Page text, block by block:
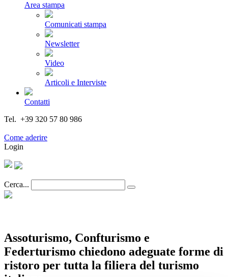
Area stampa
Comunicati stampa
Newsletter
Video
Articoli e Interviste
Contatti
Tel. +39 320 57 80 986
Come aderire
Login
Cerca...
Assoturismo, Confturismo e
Federturismo chiedono adeguate forme di
ristoro per tutta la filiera del turismo